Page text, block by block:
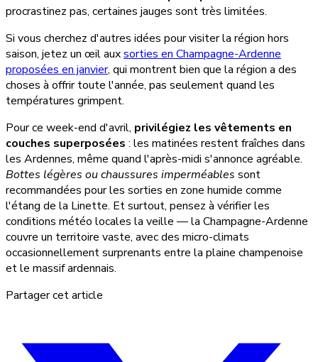
procrastinez pas, certaines jauges sont très limitées.
Si vous cherchez d'autres idées pour visiter la région hors
saison, jetez un œil auxsorties en Champagne-Ardenne
proposées en janvier, qui montrent bien que la région a des
choses à offrir toute l'année, pas seulement quand les
températures grimpent.
Pour ce week-end d'avril, privilégiez les vêtements en
couches superposées : les matinées restent fraîches dans
les Ardennes, même quand l'après-midi s'annonce agréable.
Bottes légères ou chaussures imperméables sont
recommandées pour les sorties en zone humide comme
l'étang de la Linette. Et surtout, pensez à vérifier les
conditions météo locales la veille — la Champagne-Ardenne
couvre un territoire vaste, avec des micro-climats
occasionnellement surprenants entre la plaine champenoise
et le massif ardennais.
Partager cet article